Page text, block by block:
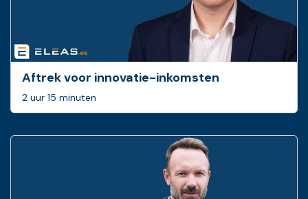
Aftrek voor innovatie-inkomsten
2 uur 15 minuten